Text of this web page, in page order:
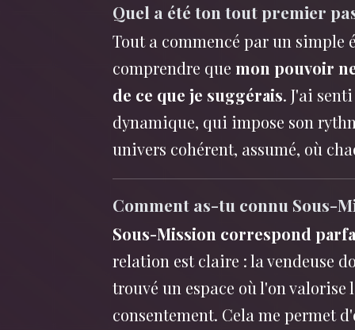
Quel a été ton tout premier
Tout a commencé par un simple
comprendre que mon pouvoir
de ce que je suggérais. J'ai
dynamique, qui impose son
univers cohérent, assumé, où
Comment as-tu connu Sous-
Sous-Mission correspond
relation est claire : la vendeuse
trouvé un espace où l'on
consentement. Cela me permet